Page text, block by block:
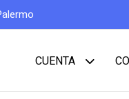
CUENTA